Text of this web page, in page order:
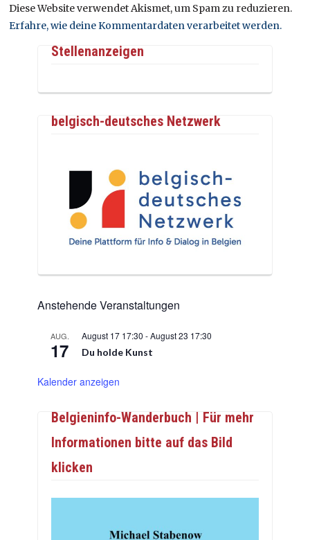
Diese Website verwendet Akismet, um Spam zu reduzieren.
Erfahre, wie deine Kommentardaten verarbeitet werden.
Stellenanzeigen
belgisch-deutsches Netzwerk
Anstehende Veranstaltungen
AUG.
17
August 17 17:30 -August 23 17:30
Du holde Kunst
Kalender anzeigen
Belgieninfo-Wanderbuch | Für mehr
Informationen bitte auf das Bild
klicken